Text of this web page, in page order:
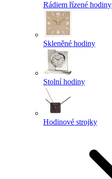
Rádiem řízené hodiny
Skleněné hodiny
Stolní hodiny
Hodinové strojky